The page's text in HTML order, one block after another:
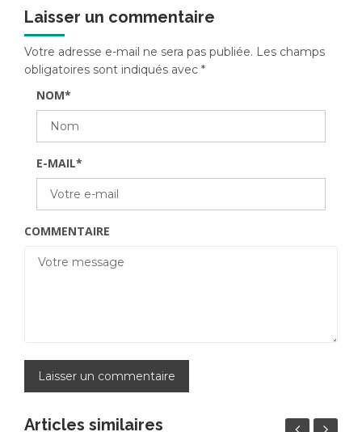
Laisser un commentaire
Votre adresse e-mail ne sera pas publiée. Les champs
obligatoires sont indiqués avec *
NOM*
E-MAIL*
COMMENTAIRE
Articles similaires